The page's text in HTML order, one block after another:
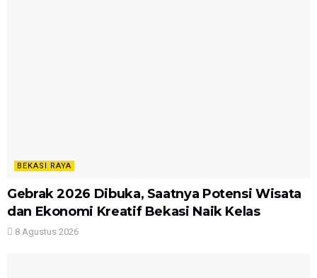
BEKASI RAYA
Gebrak 2026 Dibuka, Saatnya Potensi Wisata
dan Ekonomi Kreatif Bekasi Naik Kelas
8 Agustus 2026